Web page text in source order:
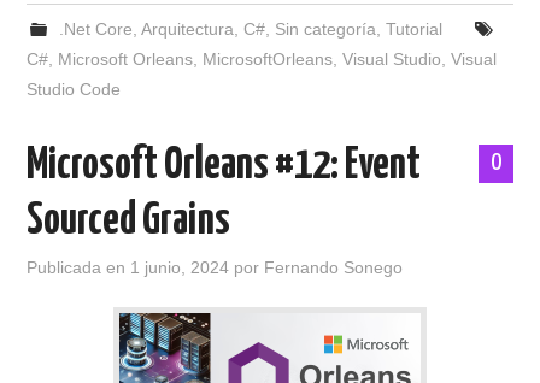
.Net Core, Arquitectura, C#, Sin categoría, Tutorial
C#, Microsoft Orleans, MicrosoftOrleans,Visual Studio,Visual
Studio Code
0
Microsoft Orleans #12: Event
Sourced Grains
Publicada en 1 junio, 2024 por Fernando Sonego